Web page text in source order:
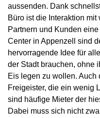
aussenden. Dank
Büro ist die Interaktion
Partnern und Kunden
Center in Appenzell sind
hervorragende Idee für
der Stadt brauchen, ohne
Eis legen zu wollen. Auch
Freigeister, die ein wenig
sind häufige Mieter der
Dabei muss sich nicht